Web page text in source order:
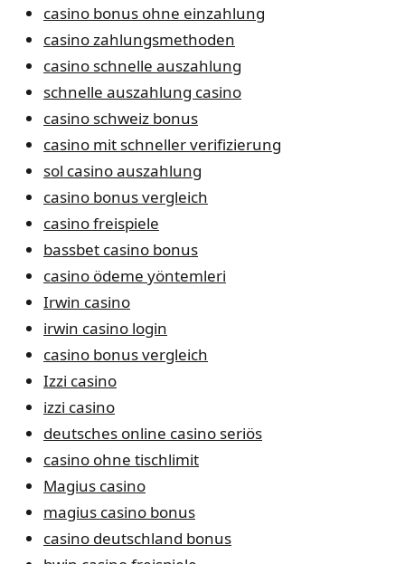
casino bonus ohne einzahlung
casino zahlungsmethoden
casino schnelle auszahlung
schnelle auszahlung casino
casino schweiz bonus
casino mit schneller verifizierung
sol casino auszahlung
casino bonus vergleich
casino freispiele
bassbet casino bonus
casino ödeme yöntemleri
Irwin casino
irwin casino login
casino bonus vergleich
Izzi casino
izzi casino
deutsches online casino seriös
casino ohne tischlimit
Magius casino
magius casino bonus
casino deutschland bonus